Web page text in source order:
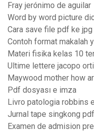
Fray jerónimo de aguilar
Word by word picture
Cara save file pdf ke jpg
Contoh format makalah
Materi fisika kelas 10
Ultime lettere jacopo
Maywood mother how
Pdf dosyası e imza
Livro patologia robbins
Jurnal tape singkong pdf
Examen de admision